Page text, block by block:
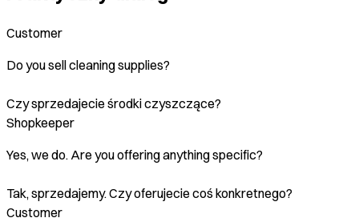
Customer
Do you sell cleaning supplies?
Czy sprzedajecie środki czyszczące?
Shopkeeper
Yes, we do. Are you offering anything specific?
Tak, sprzedajemy. Czy oferujecie coś konkretnego?
Customer